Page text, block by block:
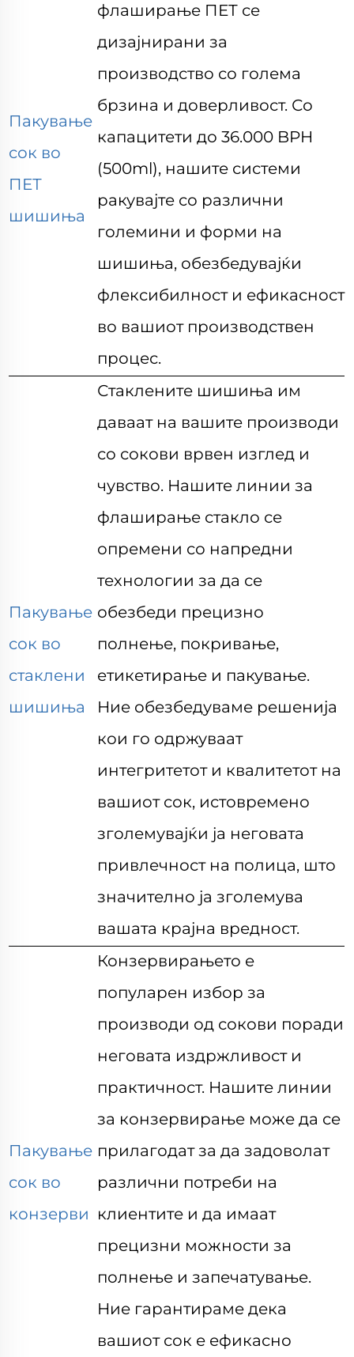
Пакување
сок во
ПЕТ
шишиња
флаширање ПЕТ се
дизајнирани за
производство со голема
брзина и доверливост. Со
капацитети до 36.000 BPH
(500ml), нашите системи
ракувајте со различни
големини и форми на
шишиња, обезбедувајќи
флексибилност и ефикасност
во вашиот производствен
процес.
Пакување
сок во
стаклени
шишиња
Стаклените шишиња им
даваат на вашите производи
со сокови врвен изглед и
чувство. Нашите линии за
флаширање стакло се
опремени со напредни
технологии за да се
обезбеди прецизно
полнење, покривање,
етикетирање и пакување.
Ние обезбедуваме решенија
кои го одржуваат
интегритетот и квалитетот на
вашиот сок, истовремено
зголемувајќи ја неговата
привлечност на полица, што
значително ја зголемува
вашата крајна вредност.
Пакување
сок во
конзерви
Конзервирањето е
популарен избор за
производи од сокови поради
неговата издржливост и
практичност. Нашите линии
за конзервирање може да се
прилагодат за да задоволат
различни потреби на
клиентите и да имаат
прецизни можности за
полнење и запечатување.
Ние гарантираме дека
вашиот сок е ефикасно